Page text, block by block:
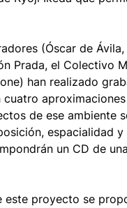
(Óscar de
Prada, el Colectivo
han realizado
cuatro
de ese ambiente
espacialidad
un CD de
este proyecto se